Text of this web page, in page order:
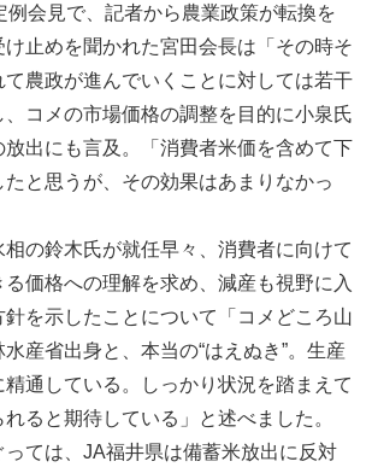
例会見で、記者から農業政策が転換を
止めを聞かれた宮田会長は「その時そ
農政が進んでいくことに対しては若干
コメの市場価格の調整を目的に小泉氏
放出にも言及。「消費者米価を含めて下
と思うが、その効果はあまりなかっ
の鈴木氏が就任早々、消費者に向けて
価格への理解を求め、減産も視野に入
を示したことについて「コメどころ山
産省出身と、本当の“はえぬき”。生産
通している。しっかり状況を踏まえて
ると期待している」と述べました。
ては、JA福井県は備蓄米放出に反対